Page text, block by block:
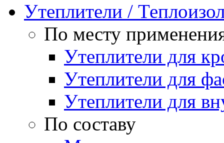
Утеплители /
По месту
Утеплители для
Утеплители для
Утеплители для
По составу